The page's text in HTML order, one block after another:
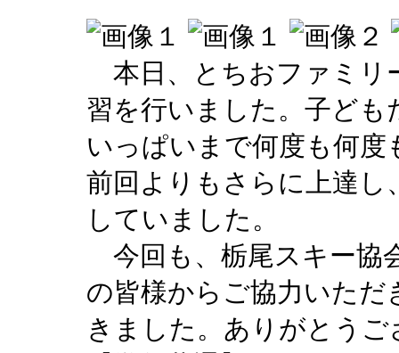
本日、とちおファミリ
習を行いました。子ども
いっぱいまで何度も何
前回よりもさらに上達し
していました。
今回も、栃尾スキー協
の皆様からご協力いた
きました。ありがとう